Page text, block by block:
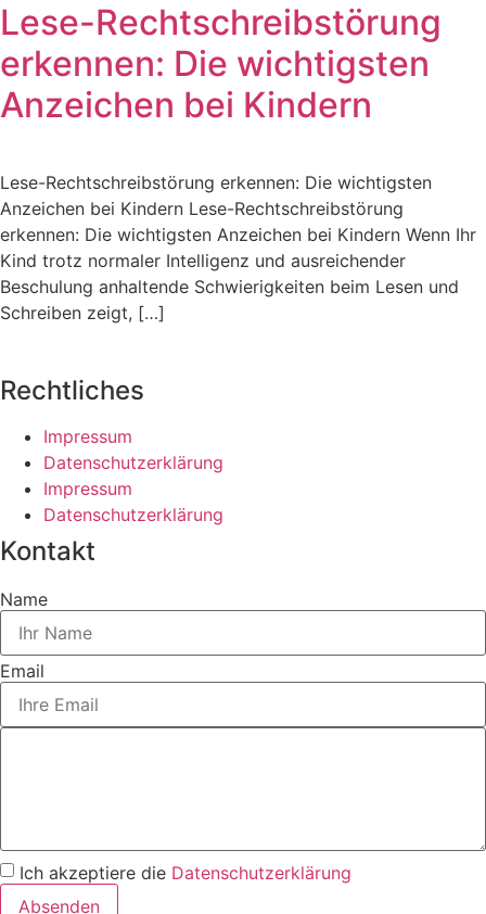
Lese-Rechtschreibstörung
erkennen: Die wichtigsten
Anzeichen bei Kindern
Lese-Rechtschreibstörung erkennen: Die wichtigsten
Anzeichen bei Kindern Lese-Rechtschreibstörung
erkennen: Die wichtigsten Anzeichen bei Kindern Wenn Ihr
Kind trotz normaler Intelligenz und ausreichender
Beschulung anhaltende Schwierigkeiten beim Lesen und
Schreiben zeigt, […]
Rechtliches
Impressum
Datenschutzerklärung
Impressum
Datenschutzerklärung
Kontakt
Name
Email
Ich akzeptiere die Datenschutzerklärung
Absenden